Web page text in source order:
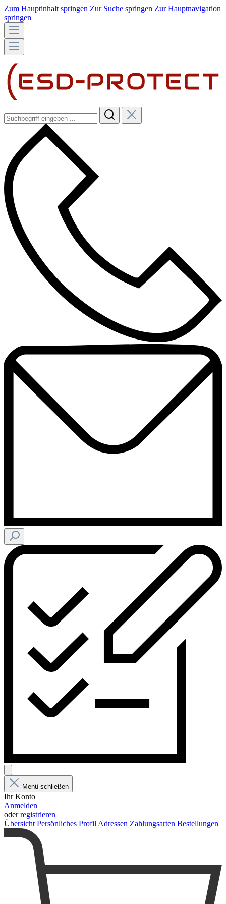
Zum Hauptinhalt springen Zur Suche springen Zur Hauptnavigation
springen
Menü schließen
Ihr Konto
Anmelden
oderregistrieren
Übersicht Persönliches Profil Adressen Zahlungsarten Bestellungen